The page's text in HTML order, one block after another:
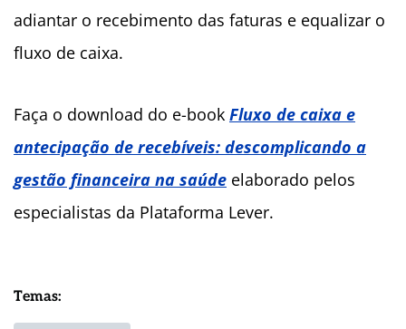
adiantar o recebimento das faturas e equalizar o
fluxo de caixa.
Faça o download do e-book Fluxo de caixa e
antecipação de recebíveis: descomplicando a
gestão financeira na saúde elaborado pelos
especialistas da Plataforma Lever.
Temas: